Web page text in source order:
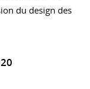
du design des